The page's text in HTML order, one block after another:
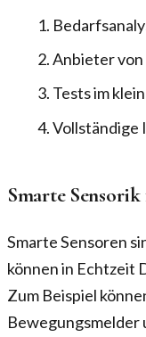
Anbieter
Tests im
Vollständige
Smarte
Smarte Sensoren
können in Echtzeit
Zum Beispiel